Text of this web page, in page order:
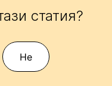
статия?
Не